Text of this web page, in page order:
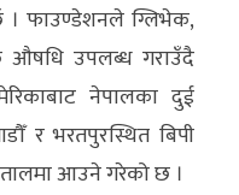
। फाउण्डेशनले ग्लिभेक,
औषधि उपलब्ध गराउँदै
नेपालका दुई
र भरतपुरस्थित बिपी
आउने गरेको छ ।